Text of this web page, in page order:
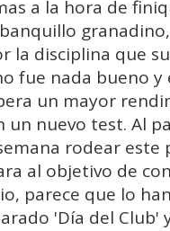
a la hora de
la disciplina que
fue nada bueno
un mayor
nuevo test. Al
rodear
al objetivo de
parece que lo
'Día del Club'